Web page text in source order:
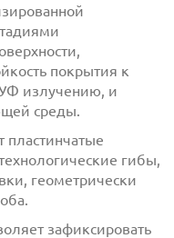
покрытия к
излучению, и
среды.
пластинчатые
гибы,
геометрически
зафиксировать